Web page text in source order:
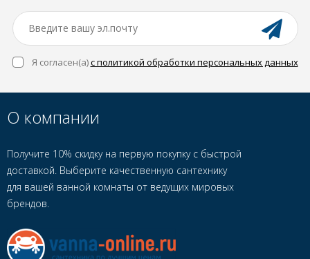
Я согласен(a)с политикой обработки персональных данных
О компании
Получите 10% скидку на первую покупку с быстрой
доставкой. Выберите качественную сантехнику
для вашей ванной комнаты от ведущих мировых
брендов.